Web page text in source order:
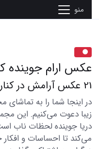
منو
عکس ارام جوینده
21 عکس آرامش در کنار دریا جوینده لحظات ناب
در اینجا شما را به
دریا جوینده لحظات ناب
می‌کند تا احساسات و افکار